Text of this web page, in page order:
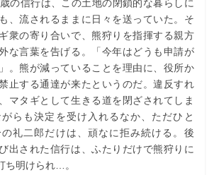
の信行は、この土地の閉鎖的な暮らしに
、流されるままに日々を送っていた。そ
衆の寄り合いで、熊狩りを指揮する親方
な言葉を告げる。「今年はどうも申請が
。熊が減っていることを理由に、役所か
止する通達が来たというのだ。違反すれ
マタギとして生きる道を閉ざされてしま
らも決定を受け入れるなか、ただひと
礼二郎だけは、頑なに拒み続ける。後
出された信行は、ふたりだけで熊狩りに
ち明けられ…。